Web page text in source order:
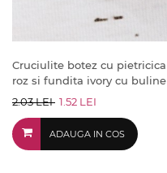
Cruciulite botez cu pietricica
roz si fundita ivory cu buline
2.03 LEI 1.52 LEI
ADAUGA IN COS